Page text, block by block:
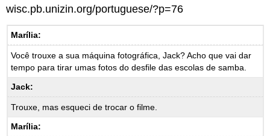
wisc.pb.unizin.org/portuguese/?p=76
Marília:
Você trouxe a sua máquina fotográfica, Jack? Acho que vai dar
tempo para tirar umas fotos do desfile das escolas de samba.
Jack:
Trouxe, mas esqueci de trocar o filme.
Marília: